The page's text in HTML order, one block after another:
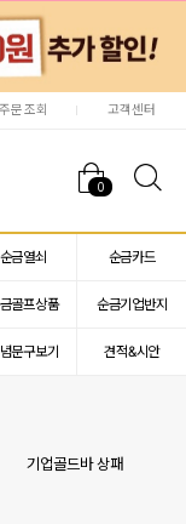
주문조회 고객센터
0
순금열쇠 순금카드
골프상품 순금기업반지
문구보기 견적&시안
기업골드바 상패